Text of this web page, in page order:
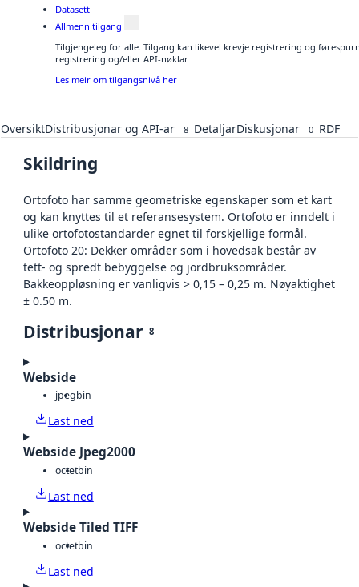
Datasett
Allmenn tilgang
Tilgjengeleg for alle. Tilgang kan likevel krevje registrering og
registrering og/eller API-nøklar.
Les meir om tilgangsnivå her
OversiktDistribusjonar og API-ar 8 DetaljarDiskusjonar 0 RDF
Skildring
Ortofoto har samme geometriske egenskaper som et kart
og kan knyttes til et referansesystem. Ortofoto er inndelt i
ulike ortofotostandarder egnet til forskjellige formål.
Ortofoto 20: Dekker områder som i hovedsak består av
tett- og spredt bebyggelse og jordbruksområder.
Bakkeoppløsning er vanligvis > 0,15 – 0,25 m. Nøyaktighet
± 0.50 m.
Distribusjonar 8
Webside
jpegbin
Last ned
Webside Jpeg2000
octetbin
Last ned
Webside Tiled TIFF
octetbin
Last ned